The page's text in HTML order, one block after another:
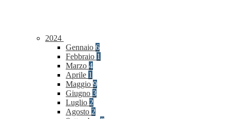
2024
Gennaio 6
Febbraio 1
Marzo 4
Aprile 1
Maggio 9
Giugno 3
Luglio 2
Agosto 2